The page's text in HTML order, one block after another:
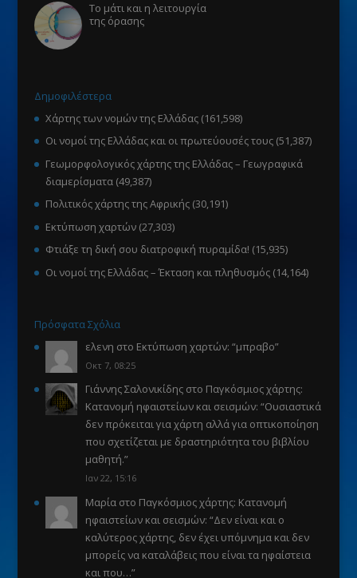
Το μάτι και η λειτουργία
της όρασης
Δημοφιλέστερα
Χάρτης των νομών της Ελλάδας (161,598)
Οι νομοί της Ελλάδας και οι πρωτεύουσές τους (51,387)
Γεωμορφολογικός χάρτης της Ελλάδας – Γεωγραφικά
διαμερίσματα (49,387)
Πολιτικός χάρτης της Αφρικής (30,191)
Εκτύπωση χαρτών (27,303)
Φτιάξε τη δική σου διατροφική πυραμίδα! (15,935)
Οι νομοί της Ελλάδας – Έκταση και πληθυσμός (14,164)
Πρόσφατα Σχόλια
ελενη στο Εκτύπωση χαρτών: “μπραβο”
Οκτ 7, 08:25
Γιάννης Σαλονικίδηςστο Παγκόσμιος χάρτης:
Κατανομή ηφαιστείων και σεισμών: “Ουσιαστικά
δεν πρόκειται για χάρτη αλλά για οπτικοποίηση
που σχετίζεται με δραστηριότητα του βιβλίου
μαθητή.”
Ιαν 22, 15:16
Μαρίαστο Παγκόσμιος χάρτης: Κατανομή
ηφαιστείων και σεισμών: “Δεν είναι και ο
καλύτερος χάρτης, δεν έχει υπόμνημα και δεν
μπορείς να καταλάβεις που είναι τα ηφαίστεια
και που…”